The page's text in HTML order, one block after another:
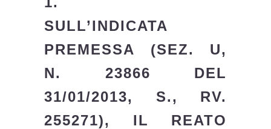
SULL’INDICATA
PREMESSA (SEZ. U,
N. 23866 DEL
31/01/2013, S., RV.
255271), IL REATO